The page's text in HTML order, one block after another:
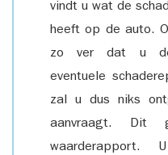
vindt u wat de
heeft op de auto.
zo ver dat u de
eventuele
zal u dus niks
aanvraagt. Dit